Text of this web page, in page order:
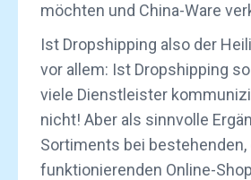
möchten und China-Ware
Ist Dropshipping also der
vor allem: Ist Dropshipping
viele Dienstleister
nicht! Aber als sinnvolle
Sortiments bei bestehenden,
funktionierenden Online-